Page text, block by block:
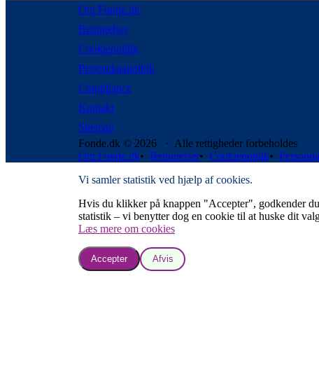
Om Fonde.dk
Betingelser
Cookiepolitik
Persondatapolitik
Compliance
Kontakt
Sitemap
Fonde.dk © 2026 · Alle rettigheder forbeholdes
Om Fonde.dk• Betingelser• Cookiepolitik•
Vi samler statistik ved hjælp af cookies.
Hvis du klikker på knappen "Accepter", godkender
statistik – vi benytter dog en cookie til at huske dit
Læs mere om cookies
Accepter Afvis